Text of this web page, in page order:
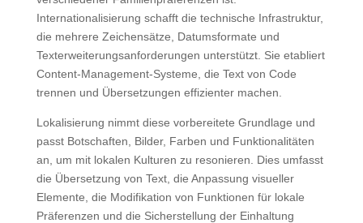
Internationalisierung schafft die technische Infrastruktur,
die mehrere Zeichensätze, Datumsformate und
Texterweiterungsanforderungen unterstützt. Sie etabliert
Content-Management-Systeme, die Text von Code
trennen und Übersetzungen effizienter machen.
Lokalisierung nimmt diese vorbereitete Grundlage und
passt Botschaften, Bilder, Farben und Funktionalitäten
an, um mit lokalen Kulturen zu resonieren. Dies umfasst
die Übersetzung von Text, die Anpassung visueller
Elemente, die Modifikation von Funktionen für lokale
Präferenzen und die Sicherstellung der Einhaltung